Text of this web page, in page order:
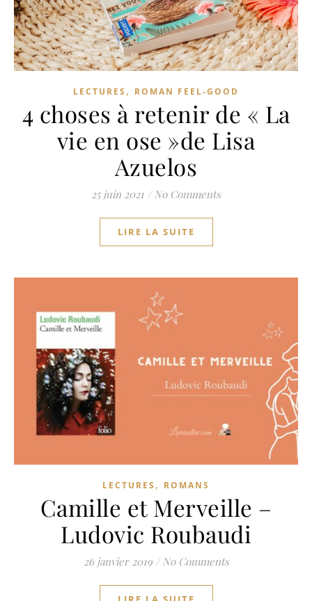
LECTURES , ROMAN FEEL-GOOD
4 choses à retenir de « La
vie en ose »de Lisa
Azuelos
25 juin 2021 / No Comments
LIRE LA SUITE
LECTURES , ROMANS
Camille et Merveille –
Ludovic Roubaudi
26 janvier 2019 / No Comments